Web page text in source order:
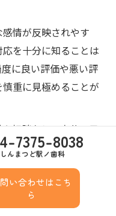
情が反映されやす
を十分に知ることは
に良い評価や悪い評
重に見極めることが
相談をして自分の目
歯科選びにつながり
直接感じることで、
が増えます。
7375-8038
しんまつど駅ノ歯科
い合わせはこち
ら